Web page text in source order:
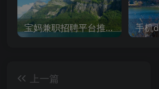
宝妈兼职招聘平台推荐，轻松找到理想工作！
上一篇